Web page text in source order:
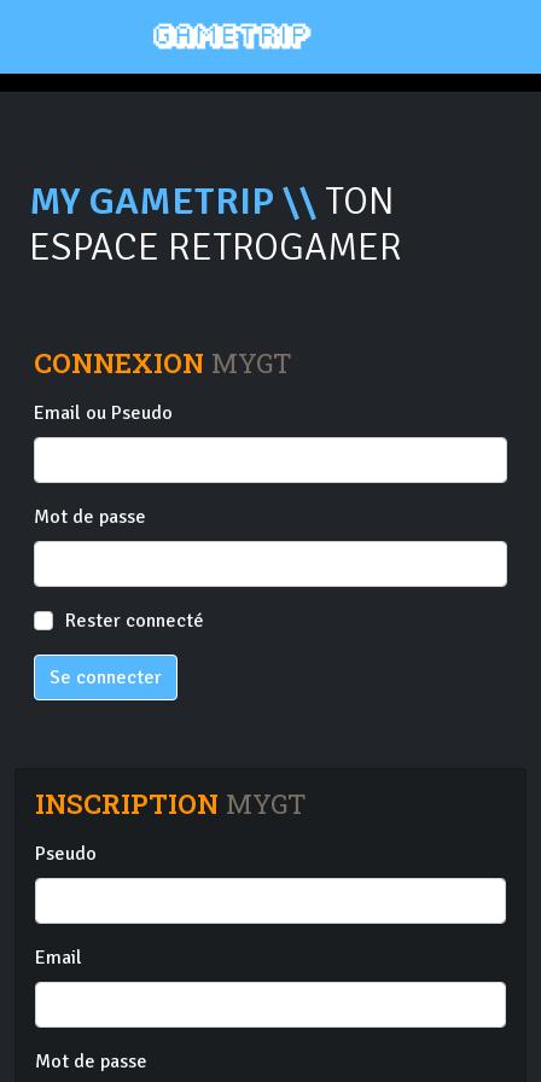
MY GAMETRIP \\ TON
ESPACE RETROGAMER
CONNEXION MYGT
Email ou Pseudo
Mot de passe
Rester connecté
Se connecter
INSCRIPTION MYGT
Pseudo
Email
Mot de passe